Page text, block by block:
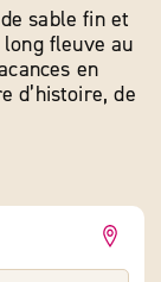
sable fin et
fleuve au
en
d’histoire, de